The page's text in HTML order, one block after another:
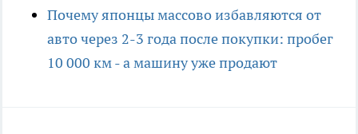
Почему японцы массово избавляются от
авто через 2-3 года после покупки: пробег
10 000 км - а машину уже продают